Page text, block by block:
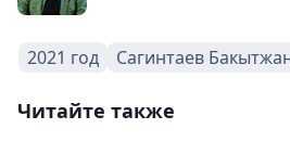
2021 год Сагинтаев
Читайте также